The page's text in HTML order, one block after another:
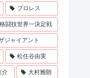
プロレス
格闘技世界一決定戦
ジャイアント
松任谷由実
介 大村雅朗